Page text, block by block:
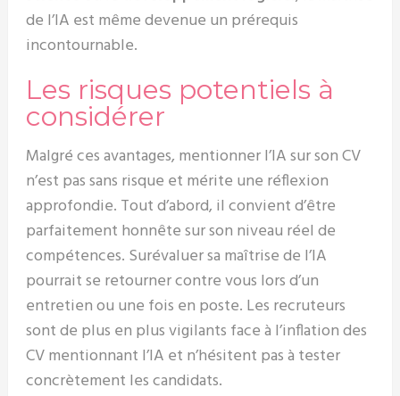
de l’IA est même devenue un prérequis
incontournable.
Les risques potentiels à
considérer
Malgré ces avantages, mentionner l’IA sur son CV
n’est pas sans risque et mérite une réflexion
approfondie. Tout d’abord, il convient d’être
parfaitement honnête sur son niveau réel de
compétences. Surévaluer sa maîtrise de l’IA
pourrait se retourner contre vous lors d’un
entretien ou une fois en poste. Les recruteurs
sont de plus en plus vigilants face à l’inflation des
CV mentionnant l’IA et n’hésitent pas à tester
concrètement les candidats.